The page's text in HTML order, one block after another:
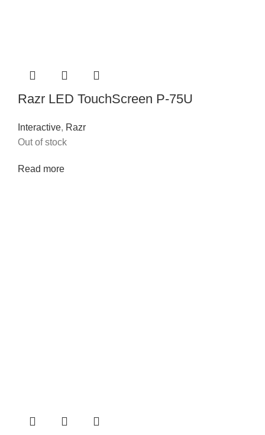
Razr LED TouchScreen P-75U
Interactive, Razr
Out of stock
Read more